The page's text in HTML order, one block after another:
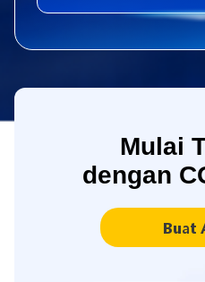
Mulai
dengan
Buat